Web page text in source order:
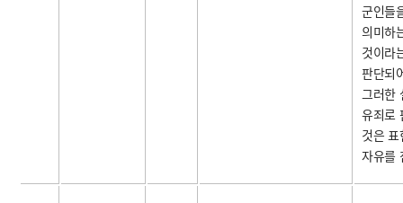
군인들
의미하
것이라
판단되
그러한
유죄로
것은 표
자유를